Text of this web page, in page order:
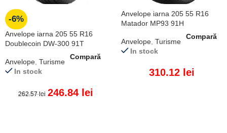
-6%
Anvelope iarna 205 55 R16
Doublecoin DW-300 91T
Anvelope Turisme
In stock
262.57lei 246.84 lei
Compară
Anvelope iarna 205 55 R16
Matador MP93 91H
Anvelope Turisme
In stock
310.12 lei
Compară